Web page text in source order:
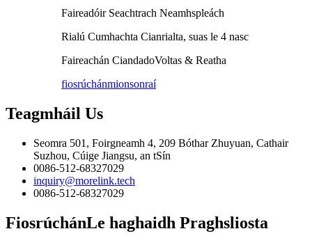
Faireadóir Seachtrach Neamhspleách
Rialú Cumhachta Cianrialta, suas le 4 nasc
Faireachán CiandadoVoltas & Reatha
fiosrúchánmionsonraí
Teagmháil Us
Seomra 501, Foirgneamh 4, 209 Bóthar Zhuyuan, Cathair
Suzhou, Cúige Jiangsu, an tSín
0086-512-68327029
inquiry@morelink.tech
0086-512-68327029
FiosrúchánLe haghaidh Praghsliosta